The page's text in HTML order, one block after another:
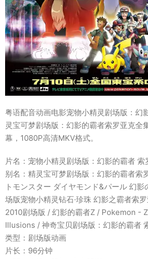
粤语配音动画电影宠物小精灵剧场版：幻
灵宝可梦剧场版：幻影的霸者索罗亚克全
幕，1080P高清MKV格式。
片名：宠物小精灵剧场版：幻影的霸者 索
别名：精灵宝可梦剧场版：幻影的霸者索
トモンスター ダイヤモンド&パール 幻影
场版宠物小精灵钻石·珍珠 幻影之霸者索
2010剧场版 / 幻影的霸者Z / Pokemon -
Illusions / 神奇宝贝剧场版：幻影的霸者
类型：剧场版动画
片长：96分钟